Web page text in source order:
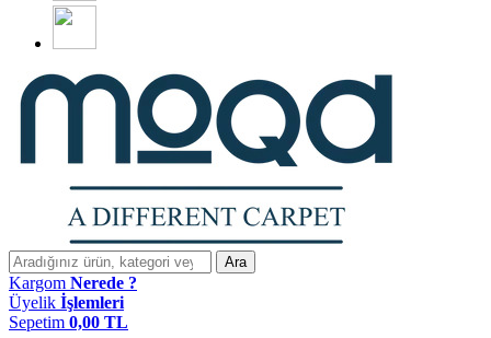
Ara
Kargom Nerede ?
Üyelik İşlemleri
Sepetim 0,00 TL